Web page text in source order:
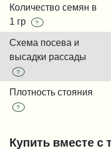
Количество семян в
1 гр
?
Схема посева и
высадки рассады
?
Плотность стояния
?
Купить вместе с